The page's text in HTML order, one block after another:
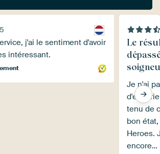
j'ai le sentiment d'avoir
intéressant.
Le
Je n'ai
tenu de
bon
Heroes.
encore…